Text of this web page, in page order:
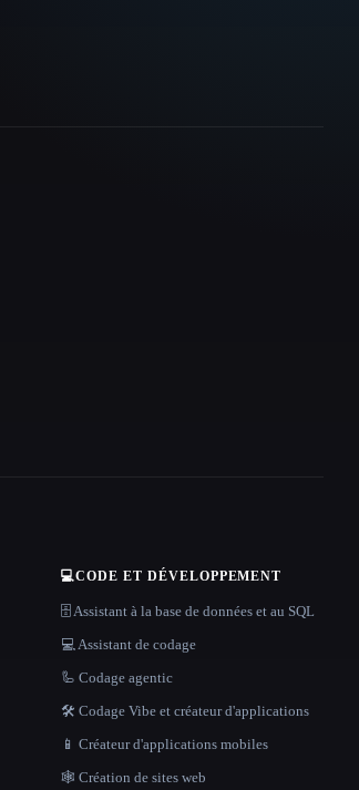
💻CODE ET DÉVELOPPEMENT
🗄️ Assistant à la base de données et au SQL
💻 Assistant de codage
🦾 Codage agentic
🛠️ Codage Vibe et créateur d'applications
📱 Créateur d'applications mobiles
🕸 Création de sites web